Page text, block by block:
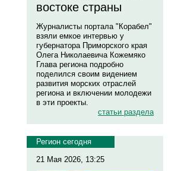
востоке страны
Журналисты портала "Корабел"
взяли емкое интервью у
губернатора Приморского края
Олега Николаевича Кожемяко
Глава региона подробно
поделился своим видением
развития морских отраслей
региона и включении молодежи
в эти проекты.
статьи раздела
Регион сегодня
21 Мая 2026, 13:25